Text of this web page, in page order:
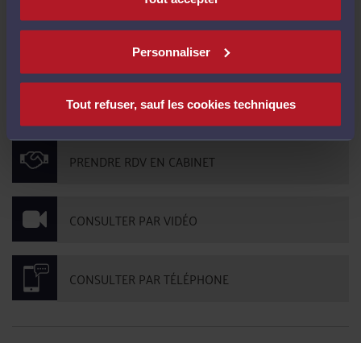
Personnaliser
Tout refuser, sauf les cookies techniques
ENVOYER
Pas de contribution, soyez le premier
CONTACTER ME CONTASSOT-VIVIER
PRENDRE RDV EN CABINET
CONSULTER PAR VIDÉO
CONSULTER PAR TÉLÉPHONE